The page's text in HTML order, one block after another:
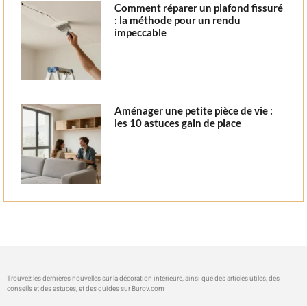
Comment réparer un plafond fissuré
: la méthode pour un rendu
impeccable
Aménager une petite pièce de vie :
les 10 astuces gain de place
Trouvez les dernières nouvelles sur la décoration intérieure, ainsi que des articles utiles, des
conseils et des astuces, et des guides sur Burov.com